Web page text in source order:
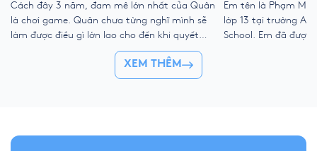
Cách đây 3 năm, đam mê lớn nhất của Quân
là chơi game. Quân chưa từng nghĩ mình sẽ
làm được điều gì lớn lao cho đến khi quyết
tâm cai nghiện game, bắt đầu một ước mơ
hoàn toàn khác: du học. Nhâm Ngọc Minh
Quân – Chàng trai 18 tuổi, cựu học sinh […]
Em tên là Phạm
lớp 13 tại trường
School. Em đã
XEM THÊM